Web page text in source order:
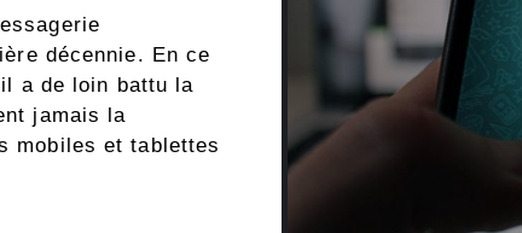
décennie. En ce
a de loin battu la
jamais la
mobiles et tablettes